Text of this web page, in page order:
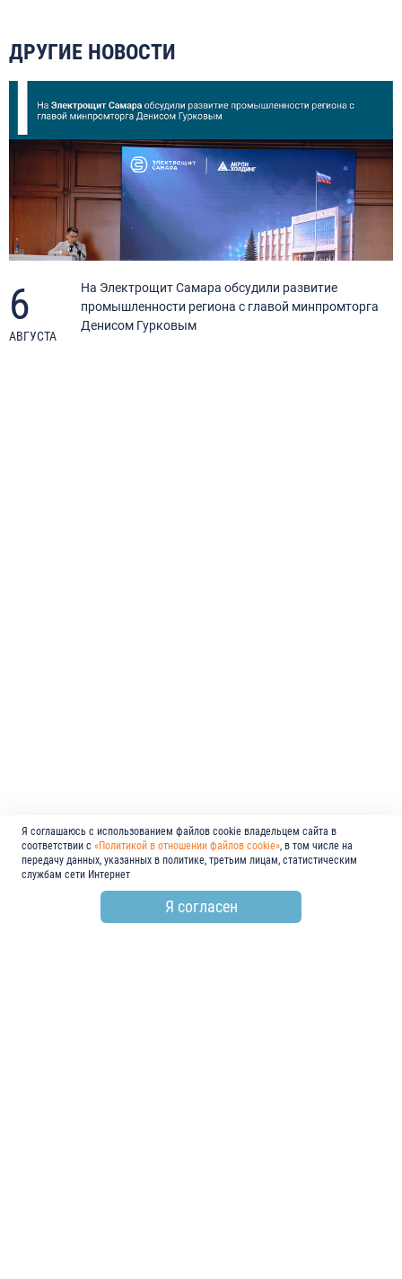
ДРУГИЕ НОВОСТИ
6
АВГУСТА
На Электрощит Самара обсудили развитие
промышленности региона с главой минпромторга
Денисом Гурковым
Я соглашаюсь с использованием файлов cookie владельцем сайта в
соответствии с «Политикой в отношении файлов cookie», в том числе на
передачу данных, указанных в политике, третьим лицам, статистическим
службам сети Интернет
Я согласен